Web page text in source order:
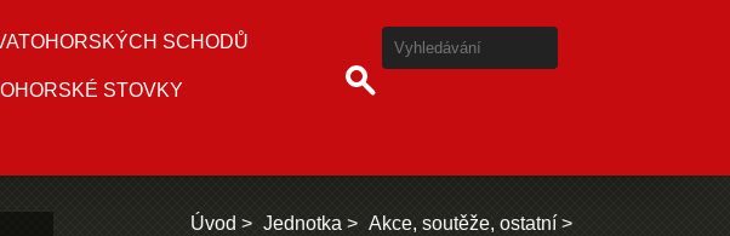
SCHODŮ
STOVKY
Úvod Jednotka
Akce, soutěže, ostatní